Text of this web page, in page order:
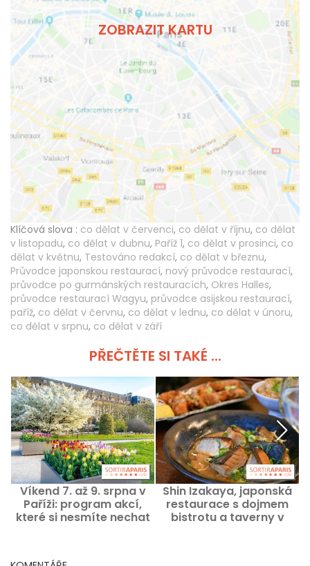
ZOBRAZIT KARTU
Klíčová slova : co dělat v červenci, co dělat v říjnu, co dělat
v listopadu, co dělat v dubnu, Paříž 1, co dělat v prosinci, co
dělat v květnu, Testováno redakcí, co dělat v březnu,
Průvodce japonskou restaurací, nový průvodce restaurací,
průvodce po gurmánských restauracích, Okres Halles,
průvodce restaurací Wagyu, průvodce asijskou restaurací,
paříž, co dělat v červnu, co dělat v lednu, co dělat v únoru,
co dělat v srpnu, co dělat v září
PŘEČTĚTE SI TAKÉ ...
Víkend 7. až 9. srpna v
Paříži: program akcí,
které si nesmíte nechat
Shin Izakaya, japonská
restaurace s dojmem
bistrotu a taverny v